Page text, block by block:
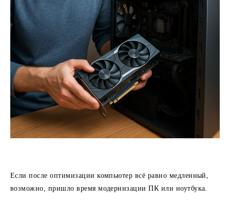
Если после оптимизации компьютер всё равно медленный,
возможно, пришло время модернизации ПК или ноутбука.